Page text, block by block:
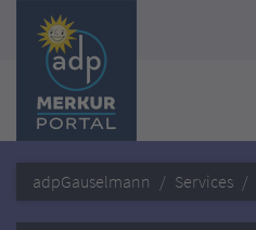
adpGauselmann Services